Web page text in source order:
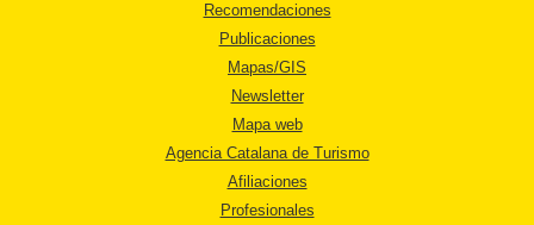
Recomendaciones
Publicaciones
Mapas/GIS
Newsletter
Mapa web
Agencia Catalana de Turismo
Afiliaciones
Profesionales